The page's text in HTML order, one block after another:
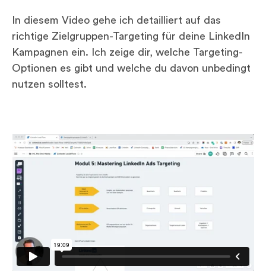
In diesem Video gehe ich detailliert auf das
richtige Zielgruppen-Targeting für deine LinkedIn
Kampagnen ein. Ich zeige dir, welche Targeting-
Optionen es gibt und welche du davon unbedingt
nutzen solltest.